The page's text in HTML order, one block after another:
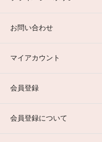
お問い合わせ
マイアカウント
会員登録
会員登録について